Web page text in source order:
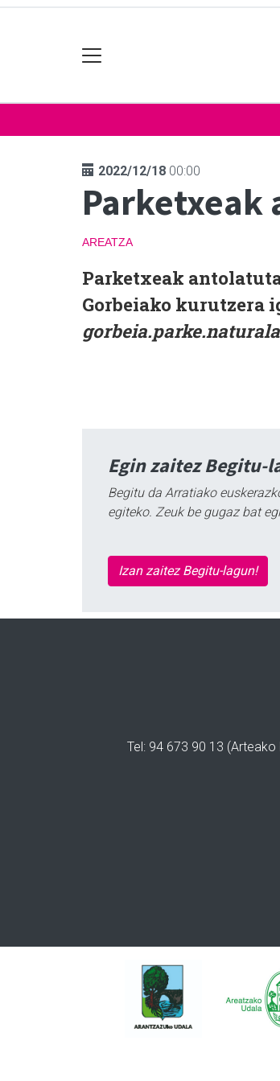
2022/12/18 00:00
AREATZA
Parketxeak
Gorbeiako kurutzera
Egin zaitez Begitu-
Begitu da Arratiako
egiteko. Zeuk be gugaz bat
Izan zaitez Begitu-lagun!
Tel: 94 673 90 13 (Arteako